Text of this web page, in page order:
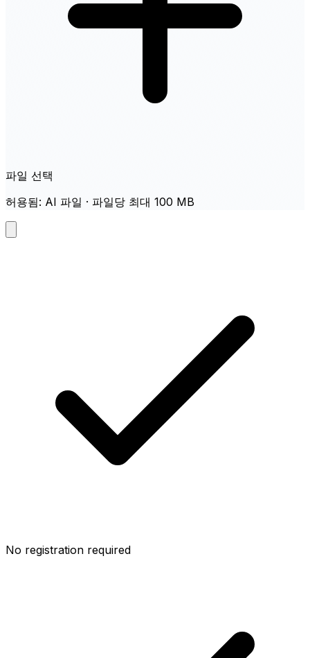
파일 선택
허용됨: AI 파일 · 파일당 최대 100 MB
No registration required